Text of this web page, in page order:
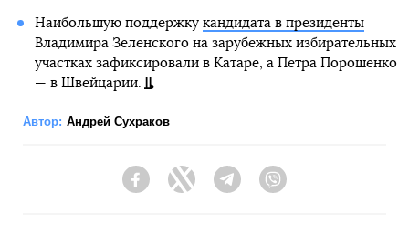
Наибольшую поддержку кандидата в президенты
Владимира Зеленского на зарубежных избирательных
участках зафиксировали в Катаре, а Петра Порошенко
— в Швейцарии.
Автор: Андрей Сухраков
FacebookTwitter Telegram